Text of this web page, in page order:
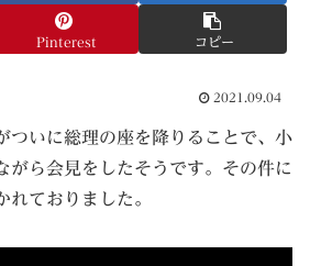
Pinterest コピー
2021.09.04
ついに総理の座を降りることで、小
がら会見をしたそうです。その件に
れておりました。